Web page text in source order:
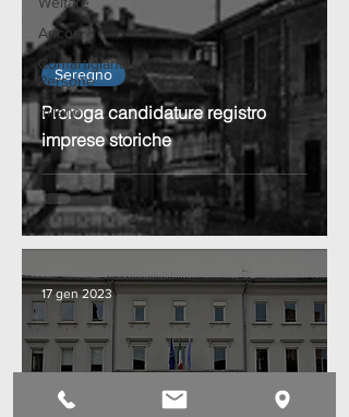
Ancos
Confartigianato
Persone
milano
Proroga candidature registro
imprese storiche
Seregno
Seregno
17 gen 2023